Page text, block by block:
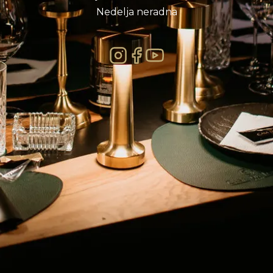
Nedelja neradna